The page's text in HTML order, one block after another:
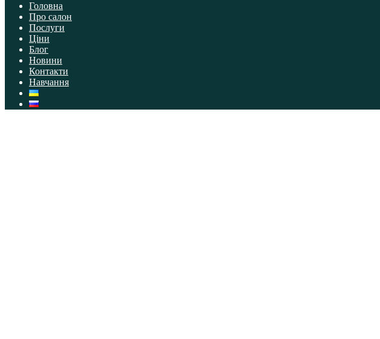
Головна
Про салон
Послуги
Ціни
Блог
Новини
Контакти
Навчання